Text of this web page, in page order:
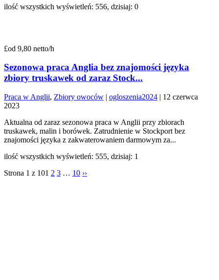
ilość wszystkich wyświetleń: 556, dzisiaj: 0
£od 9,80 netto/h
Sezonowa praca Anglia bez znajomości języka
zbiory truskawek od zaraz Stock...
Praca w Anglii, Zbiory owoców | ogloszenia2024 | 12 czerwca
2023
Aktualna od zaraz sezonowa praca w Anglii przy zbiorach
truskawek, malin i borówek. Zatrudnienie w Stockport bez
znajomości języka z zakwaterowaniem darmowym za...
ilość wszystkich wyświetleń: 555, dzisiaj: 1
Strona 1 z 101 2 3 … 10 ››